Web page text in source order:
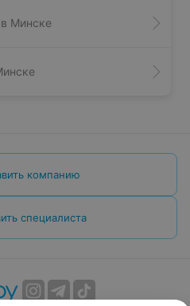
Минске
компанию
специалиста